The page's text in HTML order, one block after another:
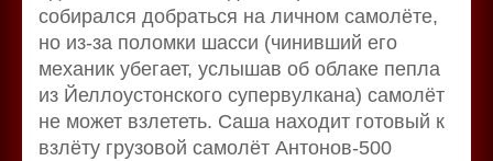
собирался добраться на личном самолёте,
но из-за поломки шасси (чинивший его
механик убегает, услышав об облаке пепла
из Йеллоустонского супервулкана) самолёт
не может взлететь. Саша находит готовый к
взлёту грузовой самолёт Антонов-500